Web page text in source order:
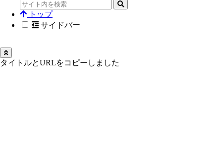
トップ
サイドバー
タイトルとURLをコピーしました